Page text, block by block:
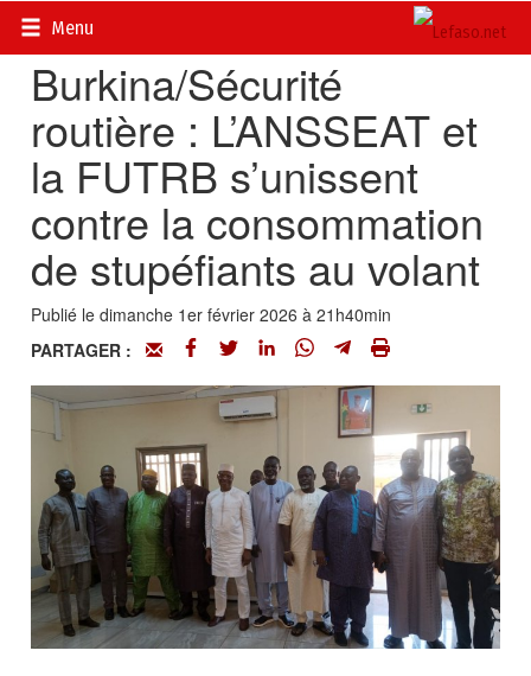
Menu
Accueil>
Burkina/Sécurité
routière : L’ANSSEAT et
la FUTRB s’unissent
contre la consommation
de stupéfiants au volant
Publié le dimanche 1er février 2026 à 21h40min
PARTAGER :